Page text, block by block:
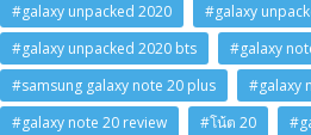
#galaxy unpacked 2020
#galaxy
#galaxy unpacked 2020 bts
#galaxy
#samsung galaxy note 20 plus
#galaxy
#galaxy note 20 review
#โน้ต 20